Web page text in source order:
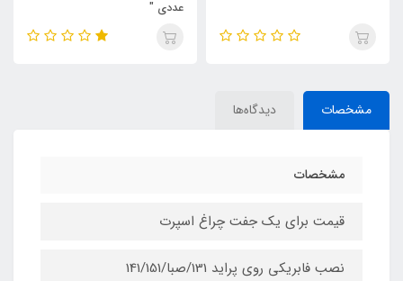
مشخصات دیدگاه‌ها
مشخصات
قیمت برای یک جفت چراغ اسپرت
نصب فابریکی روی پراید 131/صبا/141/151